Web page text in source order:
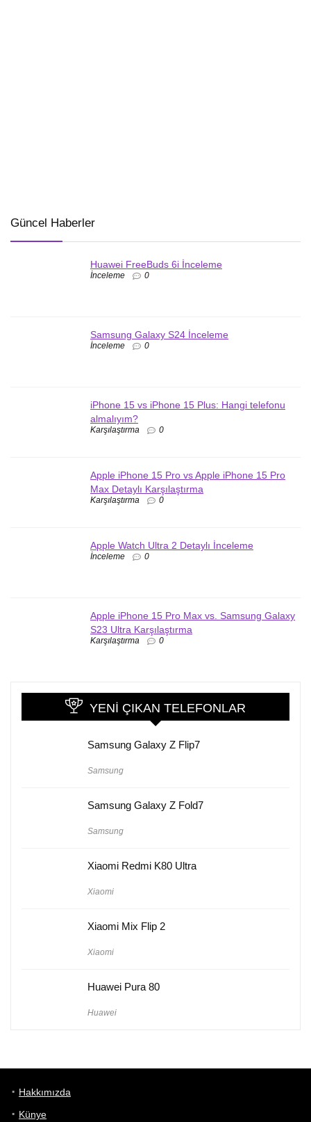
Güncel Haberler
Huawei FreeBuds 6i İnceleme
İnceleme 0
Samsung Galaxy S24 İnceleme
İnceleme 0
iPhone 15 vs iPhone 15 Plus: Hangi telefonu
almalıyım?
Karşılaştırma 0
Apple iPhone 15 Pro vs Apple iPhone 15 Pro
Max Detaylı Karşılaştırma
Karşılaştırma 0
Apple Watch Ultra 2 Detaylı İnceleme
İnceleme 0
Apple iPhone 15 Pro Max vs. Samsung Galaxy
S23 Ultra Karşılaştırma
Karşılaştırma 0
YENI ÇIKAN TELEFONLAR
Samsung Galaxy Z Flip7
Samsung
Samsung Galaxy Z Fold7
Samsung
Xiaomi Redmi K80 Ultra
Xiaomi
Xiaomi Mix Flip 2
Xiaomi
Huawei Pura 80
Huawei
Hakkımızda
Künye